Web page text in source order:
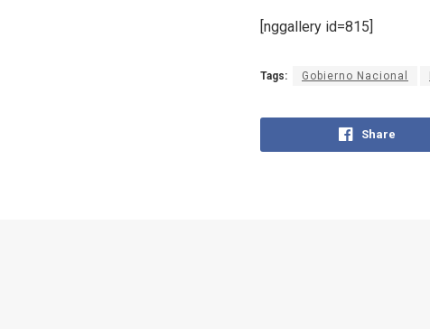
[nggallery id=815]
Tags: Gobierno Nacional
Share